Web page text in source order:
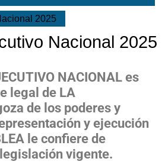
2025
Nacional 2025
NACIONAL es
legal de LA
de los poderes y
y ejecución
le confiere de
vigente.